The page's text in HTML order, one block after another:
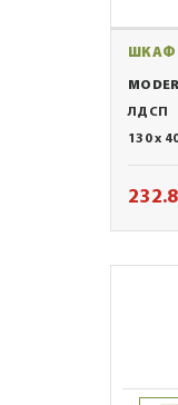
ШКАФ
ЛДСП
130 x